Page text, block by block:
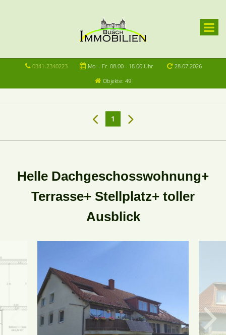
0341-2340223 Mo. - Fr. 08.00 - 18.00 Uhr
28.07.2026
Objekte: 49
1
Helle Dachgeschosswohnung+
Terrasse+ Stellplatz+ toller
Ausblick